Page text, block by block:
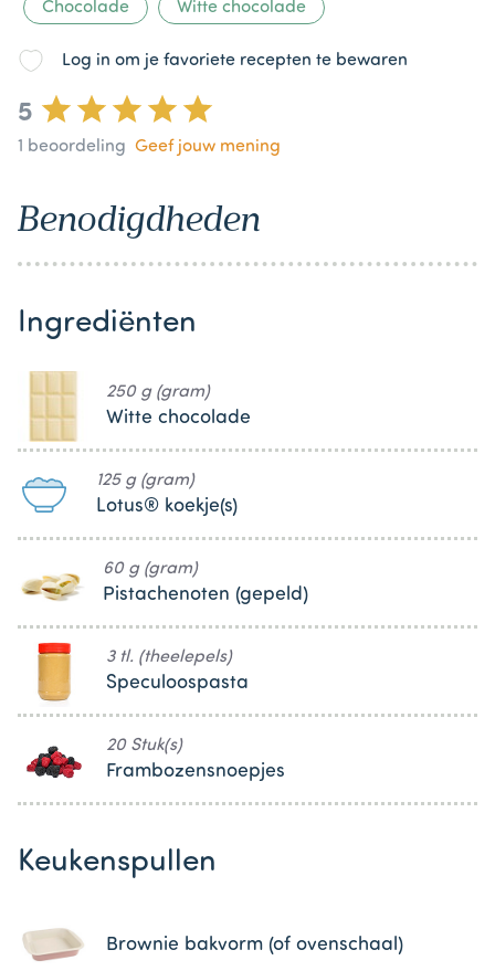
Chocolade Witte chocolade
Log in om je favoriete recepten te bewaren
5
1 beoordeling Geef jouw mening
Benodigdheden
Ingrediënten
250 g (gram)
Witte chocolade
125 g (gram)
Lotus® koekje(s)
60 g (gram)
Pistachenoten (gepeld)
3 tl. (theelepels)
Speculoospasta
20 Stuk(s)
Frambozensnoepjes
Keukenspullen
Brownie bakvorm (of ovenschaal)